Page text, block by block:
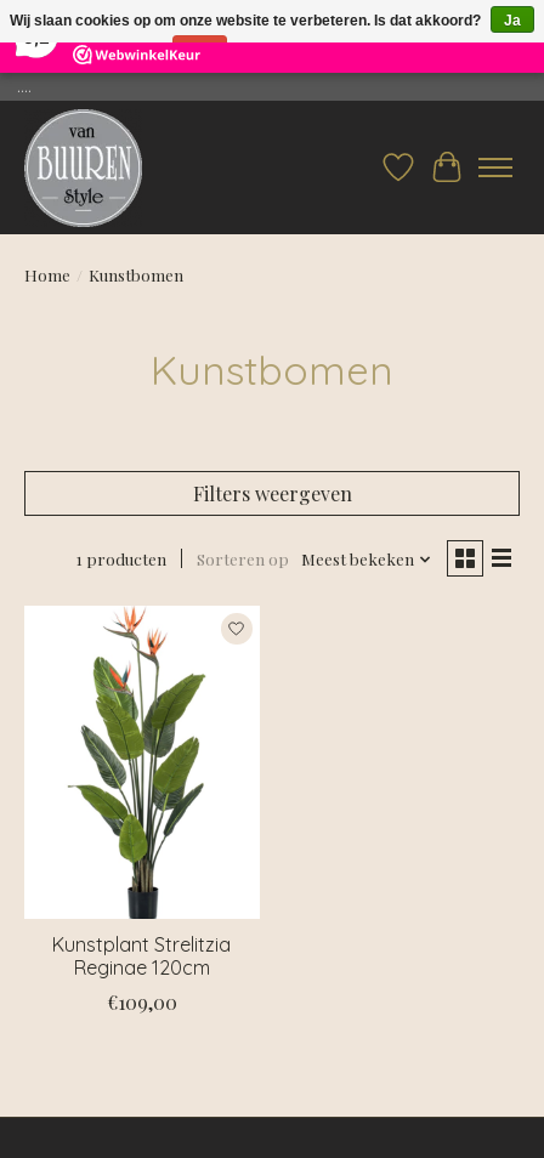
26 Reviews ×
....
Verlanglijst
Home / Kunstbomen
Kunstbomen
Filters weergeven
1 producten Sorteren op Meest bekeken
Kunstplant Strelitzia
Reginae 120cm
€109,00
Wij slaan cookies op om onze website te verbeteren. Is dat akkoord?
Ja
Nee